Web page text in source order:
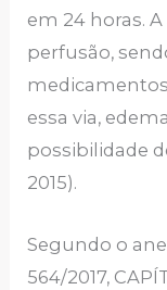
em 24 horas.
perfusão,
essa via,
possibilidade
2015).
Segundo o
564/2017,